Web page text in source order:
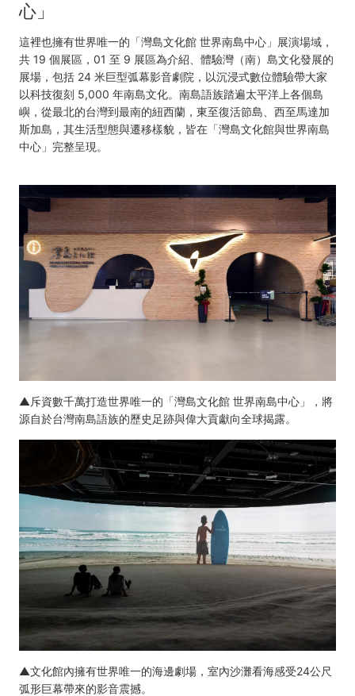
心」
這裡也擁有世界唯一的「灣島文化館 世界南島中心」展演場域，
共 19 個展區，01 至 9 展區為介紹、體驗灣（南）島文化發展的
展場，包括 24 米巨型弧幕影音劇院，以沉浸式數位體驗帶大家
以科技復刻 5,000 年南島文化。南島語族踏遍太平洋上各個島
嶼，從最北的台灣到最南的紐西蘭，東至復活節島、西至馬達加
斯加島，其生活型態與遷移樣貌，皆在「灣島文化館與世界南島
中心」完整呈現。
▲斥資數千萬打造世界唯一的「灣島文化館 世界南島中心」，將
源自於台灣南島語族的歷史足跡與偉大貢獻向全球揭露。
▲文化館內擁有世界唯一的海邊劇場，室內沙灘看海感受24公尺
弧形巨幕帶來的影音震撼。